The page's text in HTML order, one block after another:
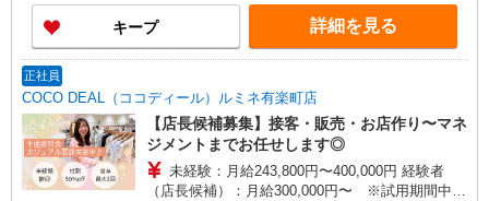
3万円まで交通費支給 ※試用期間（2〜3ヶ月）も
同条件 【手当】固定残業手当／資格手当／店舗職
制手当／住宅手当（実家外かつ賃貸の場合のみ別
当の種類はエリアにより異なります。詳細は面接
時にお尋ねください。
キープ 詳細を見る
正社員
COCO DEAL（ココディール）ルミネ有楽町店
【店長候補募集】接客・販売・お店作り〜マネ
ジメントまでお任せします◎
未経験：月給243,800円〜400,000円 経験者
（店長候補）：月給300,000円〜 ※試用期間中は